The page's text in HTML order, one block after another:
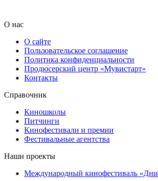
О нас
О сайте
Пользовательское соглашение
Политика конфиденциальности
Продюсерский центр «Мувистарт»
Контакты
Справочник
Киношколы
Питчинги
Кинофестивали и премии
Фестивальные агентства
Наши проекты
Международный кинофестиваль «Дни